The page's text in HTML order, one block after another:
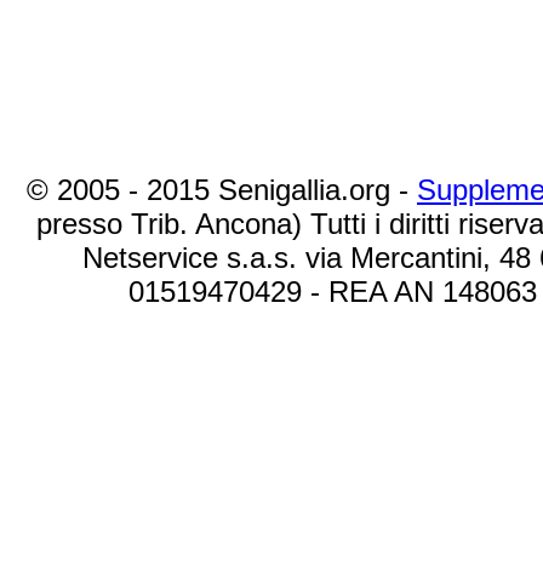
© 2005 - 2015 Senigallia.org -
presso Trib. Ancona) Tutti i diritti
Netservice s.a.s. via Mercantini,
01519470429 - REA AN